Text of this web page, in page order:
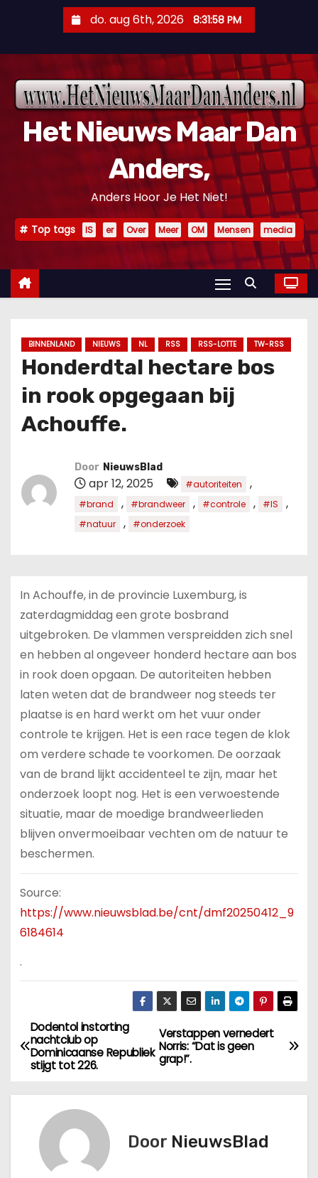
n
do. aug 6th, 2026 8:31:59 PM
Het Nieuws Maar Dan
Anders,
Anders Hoor Je Het Niet!
Top tags IS er Over Meer OM Mensen media
BINNENLAND NIEUWS NL RSS RSS-LOTTE TW-RSS
Honderdtal hectare bos
in rook opgegaan bij
Achouffe.
Door NieuwsBlad
apr 12, 2025 #autoriteiten ,
#brand , #brandweer , #controle , #IS ,
#natuur , #onderzoek
In Achouffe, in de provincie Luxemburg, is
zaterdagmiddag een grote bosbrand
uitgebroken. De vlammen verspreidden zich snel
en hebben al ongeveer honderd hectare aan bos
in rook doen opgaan. De autoriteiten hebben
laten weten dat de brandweer nog steeds ter
plaatse is en hard werkt om het vuur onder
controle te krijgen. Het is een race tegen de klok
om verdere schade te voorkomen. De oorzaak
van de brand lijkt accidenteel te zijn, maar het
onderzoek loopt nog. Het is een verwoestende
situatie, maar de moedige brandweerlieden
blijven onvermoeibaar vechten om de natuur te
beschermen.
Source:
https://www.nieuwsblad.be/cnt/dmf20250412_9
6184614
.
B
e
r
Verstappen vernedert
Norris: “Dat is geen
grap!”.
Dodentol instorting
nachtclub op
Dominicaanse Republiek
stijgt tot 226.
Door NieuwsBlad